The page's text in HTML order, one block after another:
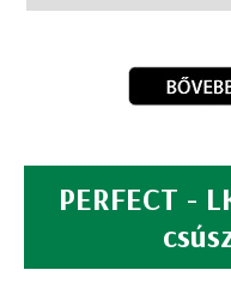
PERFECT -